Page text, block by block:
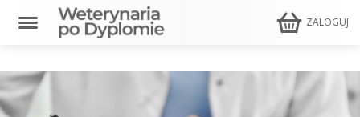
ZALOGUJ